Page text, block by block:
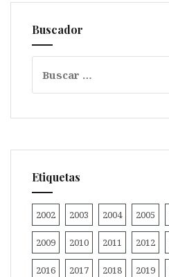
Buscador
Etiquetas
2002 2003 2004 2005
2009 2010 2011 2012
2016 2017 2018 2019